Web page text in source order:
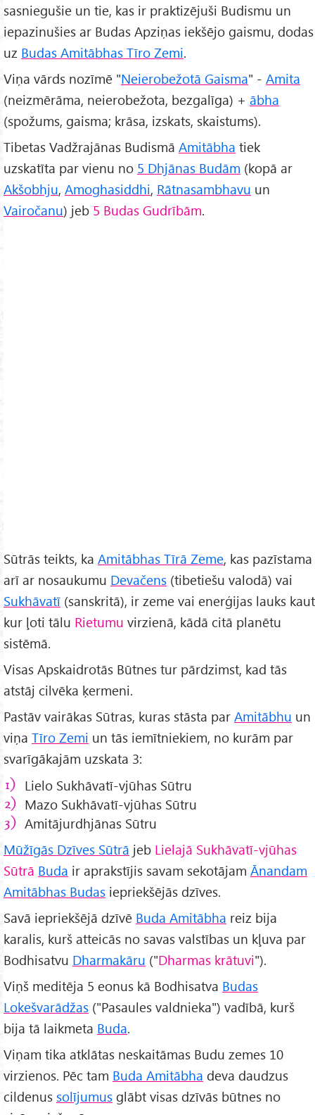
sasniegušie un tie, kas ir praktizējuši Budismu un
iepazinušies ar Budas Apziņas iekšējo gaismu, dodas
uz Budas Amitābhas Tīro Zemi.
Viņa vārds nozīmē "Neierobežotā Gaisma" - Amita
(neizmērāma, neierobežota, bezgalīga) + ābha
(spožums, gaisma; krāsa, izskats, skaistums).
Tibetas Vadžrajānas Budismā Amitābha tiek
uzskatīta par vienu no 5 Dhjānas Budām (kopā ar
Akšobhju, Amoghasiddhi, Rātnasambhavu un
Vairočanu) jeb 5 Budas Gudrībām.
Sūtrās teikts, ka Amitābhas Tīrā Zeme, kas pazīstama
arī ar nosaukumu Devačens (tibetiešu valodā) vai
Sukhāvatī (sanskritā), ir zeme vai enerģijas lauks kaut
kur ļoti tālu Rietumu virzienā, kādā citā planētu
sistēmā.
Visas Apskaidrotās Būtnes tur pārdzimst, kad tās
atstāj cilvēka ķermeni.
Pastāv vairākas Sūtras, kuras stāsta par Amitābhu un
viņa Tīro Zemi un tās iemītniekiem, no kurām par
svarīgākajām uzskata 3:
Lielo Sukhāvatī-vjūhas Sūtru
Mazo Sukhāvatī-vjūhas Sūtru
Amitājurdhjānas Sūtru
Mūžīgās Dzīves Sūtrā jeb Lielajā Sukhāvatī-vjūhas
Sūtrā Buda ir aprakstījis savam sekotājam Ānandam
Amitābhas Budas iepriekšējās dzīves.
Savā iepriekšējā dzīvē Buda Amitābha reiz bija
karalis, kurš atteicās no savas valstības un kļuva par
Bodhisatvu Dharmakāru ("Dharmas krātuvi").
Viņš meditēja 5 eonus kā Bodhisatva Budas
Lokešvarādžas ("Pasaules valdnieka") vadībā, kurš
bija tā laikmeta Buda.
Viņam tika atklātas neskaitāmas Budu zemes 10
virzienos. Pēc tam Buda Amitābha deva daudzus
cildenus solījumus glābt visas dzīvās būtnes no